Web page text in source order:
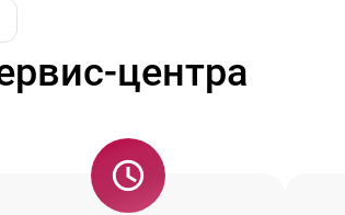
центра